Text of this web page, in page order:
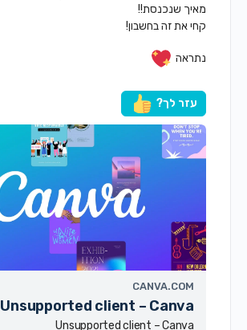
מאיך שנכנסת!!
קחי את זה בחשבון!
נתראה
עזר לך?
CANVA.COM
Unsupported client – Canva
Unsupported client – Canva